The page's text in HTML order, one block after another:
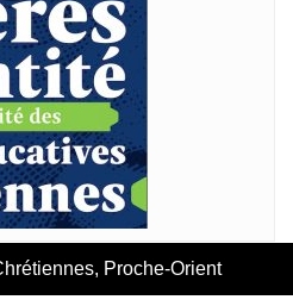
Proche-Orient